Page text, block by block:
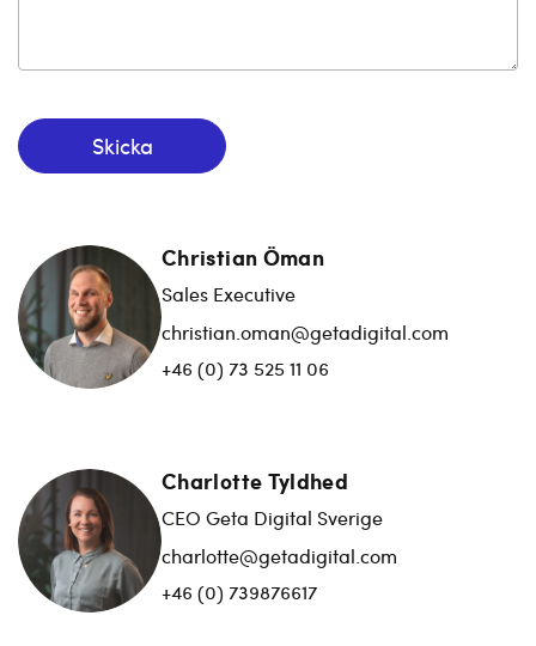
Skicka
Christian Öman
Sales Executive
christian.oman@getadigital.com
+46 (0) 73 525 11 06
Charlotte Tyldhed
CEO Geta Digital Sverige
charlotte@getadigital.com
+46 (0) 739876617